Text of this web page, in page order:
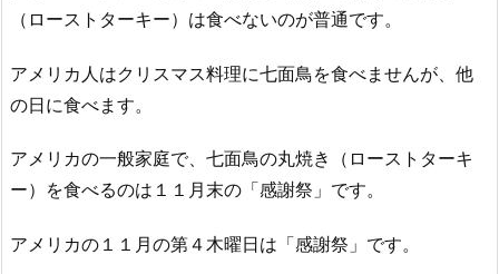
（ローストターキー）は食べないのが普通です。
アメリカ人はクリスマス料理に七面鳥を食べませんが、他
の日に食べます。
アメリカの一般家庭で、七面鳥の丸焼き（ローストターキ
ー）を食べるのは１１月末の「感謝祭」です。
アメリカの１１月の第４木曜日は「感謝祭」です。